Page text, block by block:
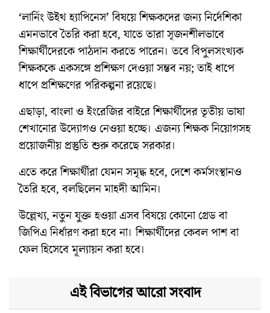
‘লার্নিং উইথ হ্যাপিনেস’ বিষয়ে শিক্ষকদের জন্য নির্দেশিকা
এমনভাবে তৈরি করা হবে, যাতে তারা সৃজনশীলভাবে
শিক্ষার্থীদেরকে পাঠদান করতে পারেন। তবে বিপুলসংখ্যক
শিক্ষককে একসঙ্গে প্রশিক্ষণ দেওয়া সম্ভব নয়; তাই ধাপে
ধাপে প্রশিক্ষণের পরিকল্পনা রয়েছে।
এছাড়া, বাংলা ও ইংরেজির বাইরে শিক্ষার্থীদের তৃতীয় ভাষা
শেখানোর উদ্যোগও নেওয়া হচ্ছে। এজন্য শিক্ষক নিয়োগসহ
প্রয়োজনীয় প্রস্তুতি শুরু করেছে সরকার।
এতে করে শিক্ষার্থীরা যেমন সমৃদ্ধ হবে, দেশে কর্মসংস্থানও
তৈরি হবে, বলছিলেন মাহদী আমিন।
উল্লেখ্য, নতুন যুক্ত হওয়া এসব বিষয়ে কোনো গ্রেড বা
জিপিএ নির্ধারণ করা হবে না। শিক্ষার্থীদের কেবল পাশ বা
ফেল হিসেবে মূল্যায়ন করা হবে।
এই বিভাগের আরো সংবাদ